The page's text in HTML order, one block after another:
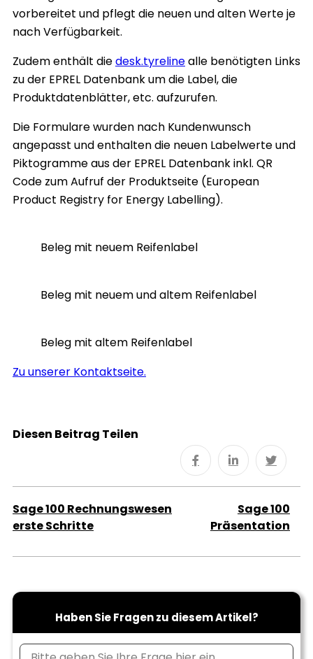
vorbereitet und pflegt die neuen und alten Werte je
nach Verfügbarkeit.
Zudem enthält diedesk.tyrelinealle benötigten Links
zu der EPREL Datenbank um die Label, die
Produktdatenblätter, etc. aufzurufen.
Die Formulare wurden nach Kundenwunsch
angepasst und enthalten die neuen Labelwerte und
Piktogramme aus der EPREL Datenbank inkl. QR
Code zum Aufruf der Produktseite (European
Product Registry for Energy Labelling).
Beleg mit neuem Reifenlabel
Beleg mit neuem und altem Reifenlabel
Beleg mit altem Reifenlabel
Zu unserer Kontaktseite.
Diesen Beitrag Teilen
Sage 100 Rechnungswesen
erste Schritte
Sage 100
Präsentation
Haben Sie Fragen zu diesem Artikel?